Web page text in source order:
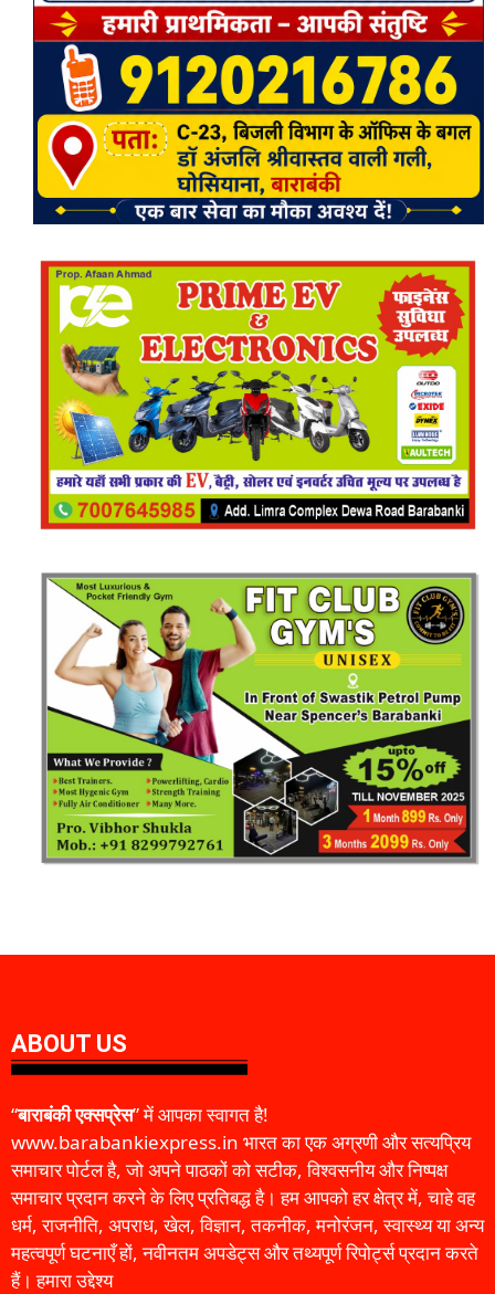
ABOUT US
“बाराबंकी एक्सप्रेस” में आपका स्वागत है!
www.barabankiexpress.in भारत का एक अग्रणी और सत्यप्रिय
समाचार पोर्टल है, जो अपने पाठकों को सटीक, विश्वसनीय और निष्पक्ष
समाचार प्रदान करने के लिए प्रतिबद्ध है। हम आपको हर क्षेत्र में, चाहे वह
धर्म, राजनीति, अपराध, खेल, विज्ञान, तकनीक, मनोरंजन, स्वास्थ्य या अन्य
महत्वपूर्ण घटनाएँ हों, नवीनतम अपडेट्स और तथ्यपूर्ण रिपोर्ट्स प्रदान करते
हैं। हमारा उद्देश्य